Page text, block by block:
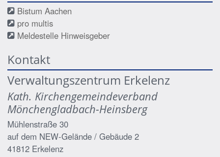
Bistum Aachen
pro multis
Meldestelle Hinweisgeber
Kontakt
Verwaltungszentrum Erkelenz
Kath. Kirchengemeindeverband
Mönchengladbach-Heinsberg
Mühlenstraße 30
auf dem NEW-Gelände / Gebäude 2
41812 Erkelenz